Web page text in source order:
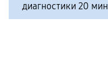
диагностики 20 мин